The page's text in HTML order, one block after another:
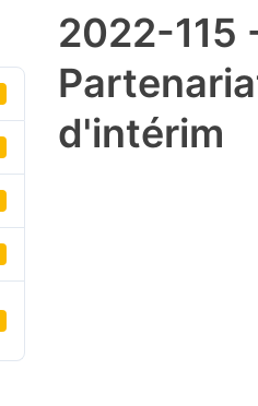
2022-115
d'intérim